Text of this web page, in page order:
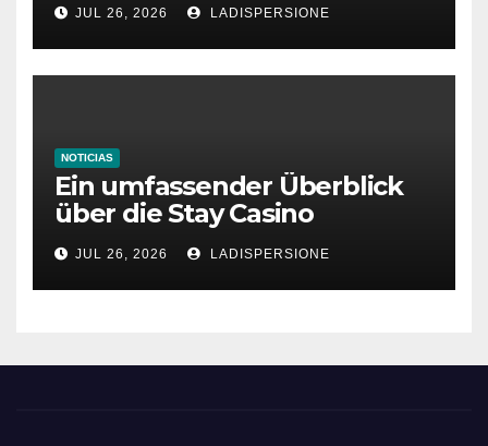
JUL 26, 2026 LADISPERSIONE
NOTICIAS
Ein umfassender Überblick
über die Stay Casino
Bonusbedingungen
JUL 26, 2026 LADISPERSIONE